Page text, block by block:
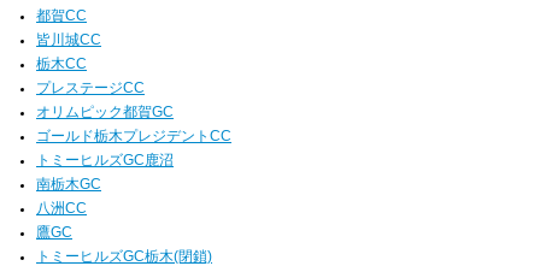
都賀CC
皆川城CC
栃木CC
プレステージCC
オリムピック都賀GC
ゴールド栃木プレジデントCC
トミーヒルズGC鹿沼
南栃木GC
八洲CC
鷹GC
トミーヒルズGC栃木(閉鎖)